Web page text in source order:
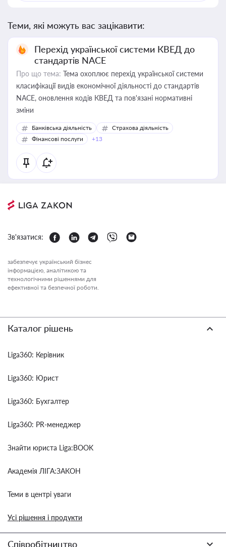
Теми, які можуть вас зацікавити:
Перехід української системи КВЕД до
стандартів NACE
Про що тема: Тема охоплює перехід української системи
класифікації видів економічної діяльності до стандартів
NACE, оновлення кодів КВЕД та пов'язані нормативні
зміни
Банківська діяльність
Страхова діяльність
Фінансові послуги
+13
Зв'язатися:
забезпечує український бізнес
інформацією, аналітикою та
технологічними рішеннями для
ефективної та безпечної роботи.
Каталог рішень
Liga360: Керівник
Liga360: Юрист
Liga360: Бухгалтер
Liga360: PR-менеджер
Знайти юриста Liga:BOOK
Академія ЛІГА:ЗАКОН
Теми в центрі уваги
Усі рішення і продукти
Співробітництво